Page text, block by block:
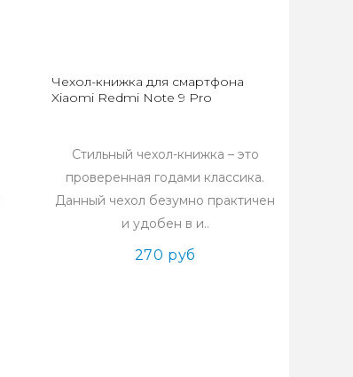
Чехол-книжка для смартфона
Xiaomi Redmi Note 9 Pro
Стильный чехол-книжка – это
проверенная годами классика.
Данный чехол безумно практичен
и удобен в и..
270 руб